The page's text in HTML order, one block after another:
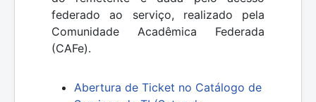
federado ao serviço, realizado pela
Comunidade Acadêmica Federada
(CAFe).
Abertura de Ticket no Catálogo de